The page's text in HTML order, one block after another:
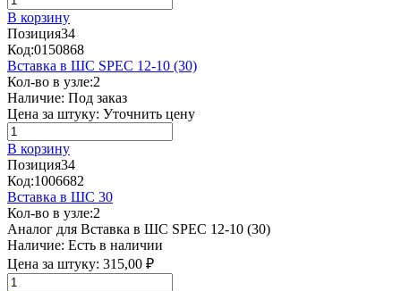
В корзину
Позиция34
Код:0150868
Вставка в ШС SPEC 12-10 (30)
Кол-во в узле:2
Наличие: Под заказ
Цена за штуку: Уточнить цену
В корзину
Позиция34
Код:1006682
Вставка в ШС 30
Кол-во в узле:2
Аналог для Вставка в ШС SPEC 12-10 (30)
Наличие: Есть в наличии
Цена за штуку: 315,00 ₽